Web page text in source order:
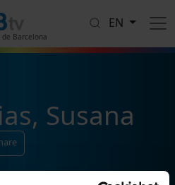
Barcelona
EN
Susana